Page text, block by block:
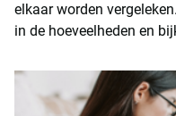
elkaar worden
in de hoeveelheden en